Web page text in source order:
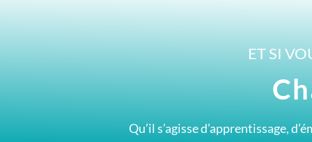
ET SI
Qu’il s’agisse d’apprentissage,